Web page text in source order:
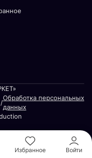
/
Обработка персональных
данных
Избранное Войти